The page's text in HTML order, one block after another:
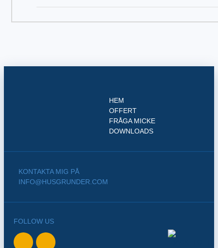
HEM
OFFERT
FRÅGA MICKE
DOWNLOADS
KONTAKTA MIG PÅ
INFO@HUSGRUNDER.COM
FOLLOW US